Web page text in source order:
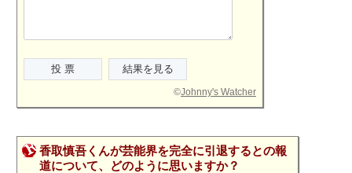
©Johnny's Watcher
香取慎吾くんが芸能界を完全に引退するとの報
道について、どのように思いますか？